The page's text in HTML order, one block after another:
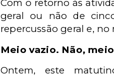
Com o retorno às
geral ou não de
repercussão geral e,
Meio vazio. Não,
Ontem, este